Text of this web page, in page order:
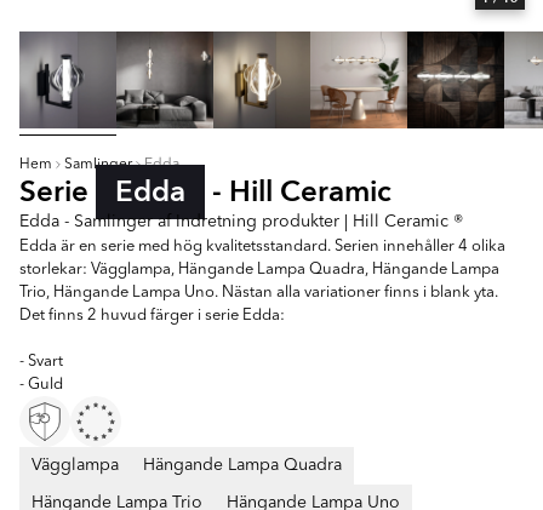
Hem Samlinger Edda
Serie Edda - Hill Ceramic
Edda - Samlinger af Indretning produkter | Hill Ceramic ®
Edda är en serie med hög kvalitetsstandard. Serien innehåller 4 olika
storlekar: Vägglampa, Hängande Lampa Quadra, Hängande Lampa
Trio, Hängande Lampa Uno. Nästan alla variationer finns i blank yta.
Det finns 2 huvud färger i serie Edda:
- Svart
- Guld
Vägglampa Hängande Lampa Quadra
Hängande Lampa Trio Hängande Lampa Uno